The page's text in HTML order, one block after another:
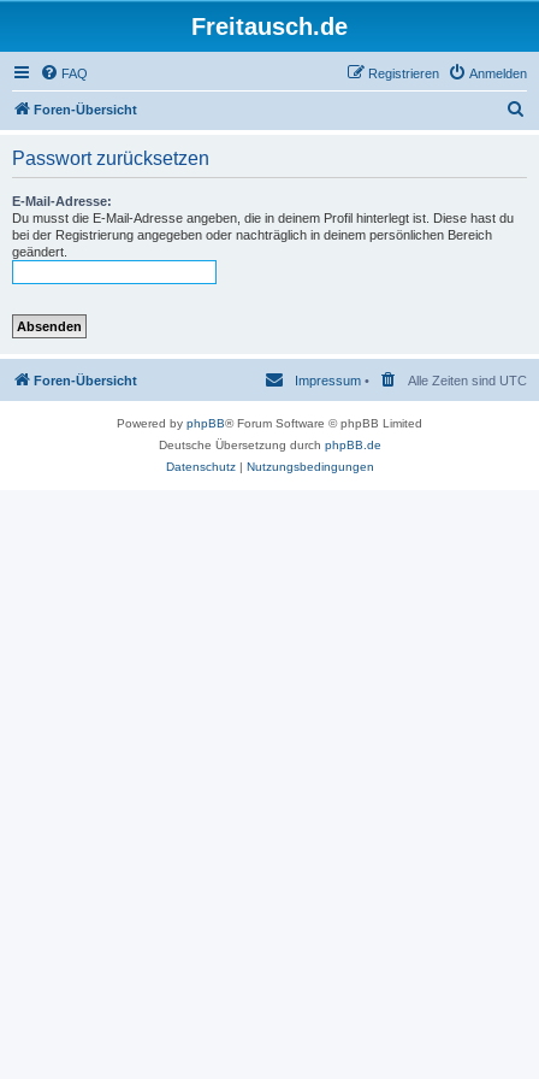
Freitausch.de
FAQ Anmelden
Registrieren
Foren-Übersicht
Passwort zurücksetzen
E-Mail-Adresse:
Du musst die E-Mail-Adresse angeben, die in deinem Profil hinterlegt ist. Diese hast du
bei der Registrierung angegeben oder nachträglich in deinem persönlichen Bereich
geändert.
Foren-Übersicht Alle Zeiten sind UTC
Impressum •
Powered by phpBB® Forum Software © phpBB Limited
Deutsche Übersetzung durch phpBB.de
Datenschutz| Nutzungsbedingungen